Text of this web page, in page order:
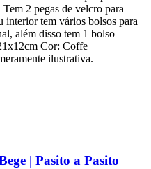
2 pegas de velcro para
interior tem vários bolsos para
além disso tem 1 bolso
Cor: Coffe
ilustrativa.
| Pasito a Pasito